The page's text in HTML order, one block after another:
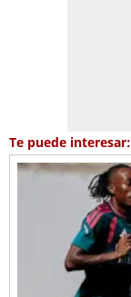
Te puede interesar: